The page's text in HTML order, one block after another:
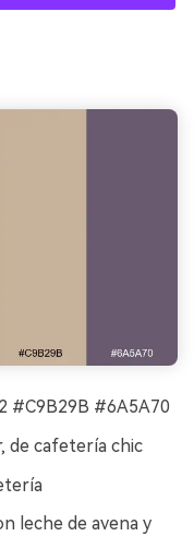
#C9B29B #6A5A70
de cafetería chic
leche de avena y